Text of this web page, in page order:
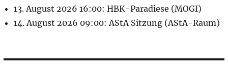
13. August 2026 16:00: HBK-Paradiese (MOGI)
14. August 2026 09:00: AStA Sitzung (AStA-Raum)